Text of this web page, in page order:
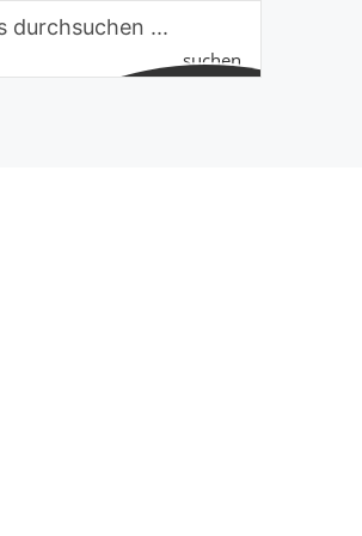
suchen